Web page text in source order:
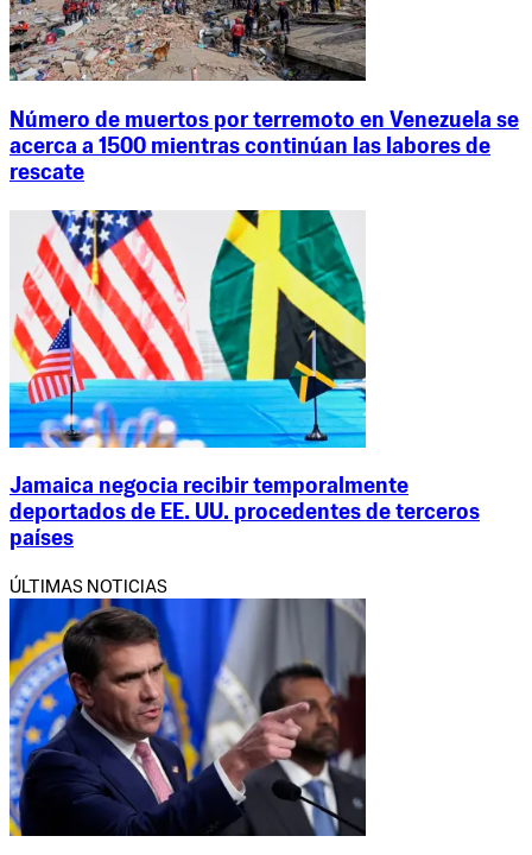
Número de muertos por terremoto en Venezuela se
acerca a 1500 mientras continúan las labores de
rescate
Jamaica negocia recibir temporalmente
deportados de EE. UU. procedentes de terceros
países
ÚLTIMAS NOTICIAS